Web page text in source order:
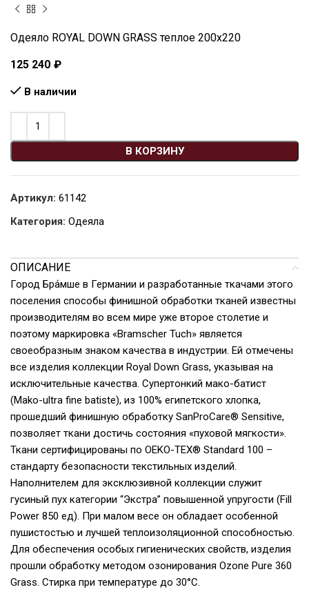
Одеяло ROYAL DOWN GRASS теплое 200х220
125 240 ₽
В наличии
В КОРЗИНУ
Артикул: 61142
Категория: Одеяла
ОПИСАНИЕ
Город Бра́мше в Германии и разработанные ткачами этого
поселения способы финишной обработки тканей известны
производителям во всем мире уже второе столетие и
поэтому маркировка «Bramscher Tuch» является
своеобразным знаком качества в индустрии. Ей отмечены
все изделия коллекции Royal Down Grass, указывая на
исключительные качества. Супертонкий мако-батист
(Mako-ultra fine batiste), из 100% египетского хлопка,
прошедший финишную обработку SanProCare® Sensitive,
позволяет ткани достичь состояния «пуховой мягкости».
Ткани сертифицированы по OEKO-TEX® Standard 100 –
стандарту безопасности текстильных изделий.
Наполнителем для эксклюзивной коллекции служит
гусиный пух категории “Экстра” повышенной упругости (Fill
Power 850 ед). При малом весе он обладает особенной
пушистостью и лучшей теплоизоляционной способностью.
Для обеспечения особых гигиенических свойств, изделия
прошли обработку методом озонирования Ozone Pure 360
Grass. Стирка при температуре до 30°С.